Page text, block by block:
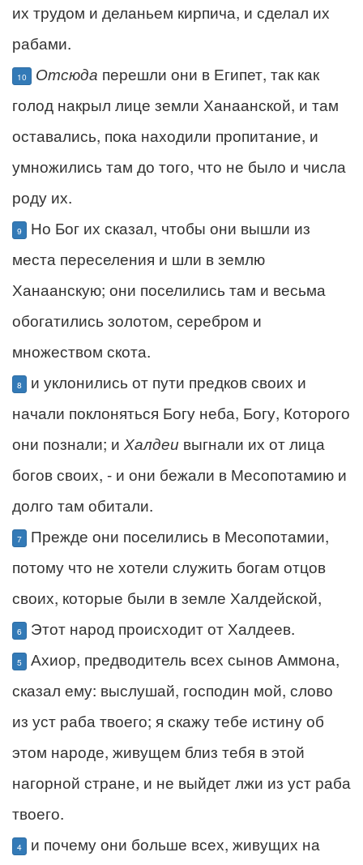
их трудом и деланьем кирпича, и сделал их
рабами.
10 Отсюда перешли они в Египет, так как
голод накрыл лице земли Ханаанской, и там
оставались, пока находили пропитание, и
умножились там до того, что не было и числа
роду их.
9
Но Бог их сказал, чтобы они вышли из
места переселения и шли в землю
Ханаанскую; они поселились там и весьма
обогатились золотом, серебром и
множеством скота.
8
и уклонились от пути предков своих и
начали поклоняться Богу неба, Богу, Которого
они познали; и Халдеи выгнали их от лица
богов своих, - и они бежали в Месопотамию и
долго там обитали.
7
Прежде они поселились в Месопотамии,
потому что не хотели служить богам отцов
своих, которые были в земле Халдейской,
6 Этот народ происходит от Халдеев.
5
Ахиор, предводитель всех сынов Аммона,
сказал ему: выслушай, господин мой, слово
из уст раба твоего; я скажу тебе истину об
этом народе, живущем близ тебя в этой
нагорной стране, и не выйдет лжи из уст раба
твоего.
4
и почему они больше всех, живущих на